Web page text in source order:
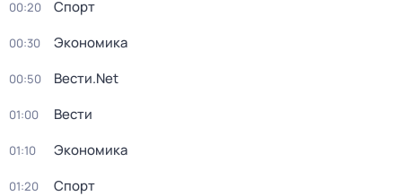
00:20 Спорт
00:30 Экономика
00:50 Вести.Net
01:00 Вести
01:10 Экономика
01:20 Спорт